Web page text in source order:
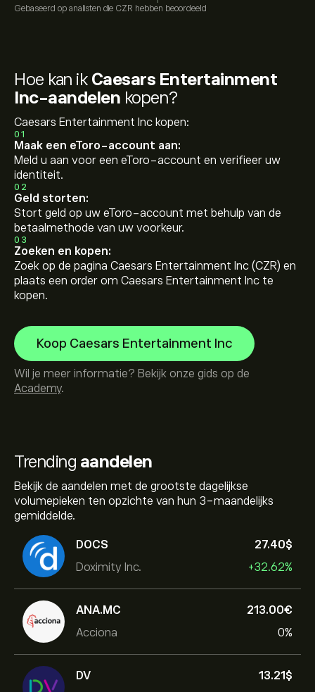
Gebaseerd op analisten die CZR hebben beoordeeld
Trending aandelen
Bekijk de aandelen met de grootste dagelijkse
volumepieken ten opzichte van hun 3-maandelijks
gemiddelde.
DOCS
Doximity Inc.
27.40‎$‎
+32.62%
ANA.MC
Acciona
213.00‎€‎
0%
DV
13.21‎$‎
Hoe kan ik Caesars Entertainment
Inc-aandelen kopen?
Caesars Entertainment Inc kopen:
01
Maak een eToro-account aan:
Meld u aan voor een eToro-account en verifieer uw
identiteit.
02
Geld storten:
Stort geld op uw eToro-account met behulp van de
betaalmethode van uw voorkeur.
03
Zoeken en kopen:
Zoek op de pagina Caesars Entertainment Inc (CZR) en
plaats een order om Caesars Entertainment Inc te
kopen.
Koop Caesars Entertainment Inc
Wil je meer informatie? Bekijk onze gids op de
Academy.